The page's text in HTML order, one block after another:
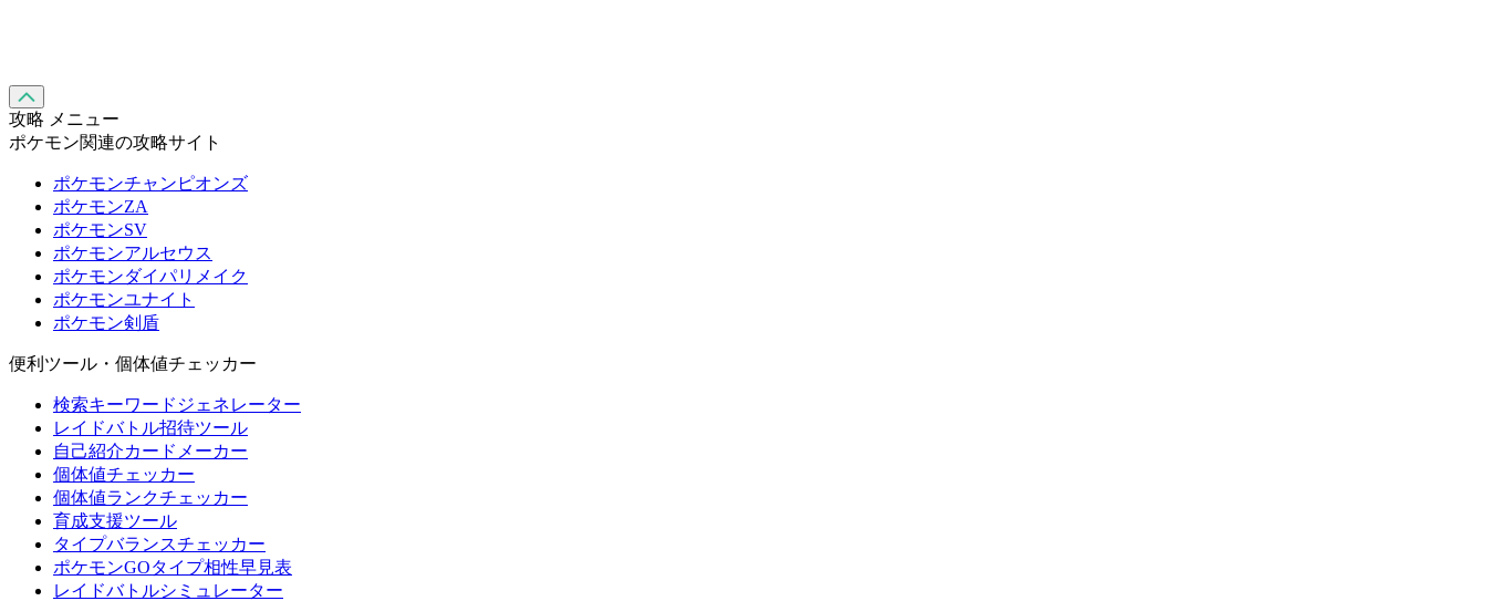
攻略 メニュー
ポケモン関連の攻略サイト
ポケモンチャンピオンズ
ポケモンZA
ポケモンSV
ポケモンアルセウス
ポケモンダイパリメイク
ポケモンユナイト
ポケモン剣盾
便利ツール・個体値チェッカー
検索キーワードジェネレーター
レイドバトル招待ツール
自己紹介カードメーカー
個体値チェッカー
個体値ランクチェッカー
育成支援ツール
タイプバランスチェッカー
ポケモンGOタイプ相性早見表
レイドバトルシミュレーター